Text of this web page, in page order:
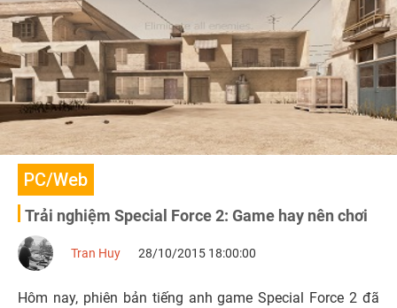
PC/Web
Trải nghiệm Special Force 2: Game hay nên chơi
Tran Huy 28/10/2015 18:00:00
Hôm nay, phiên bản tiếng anh game Special Force 2 đã